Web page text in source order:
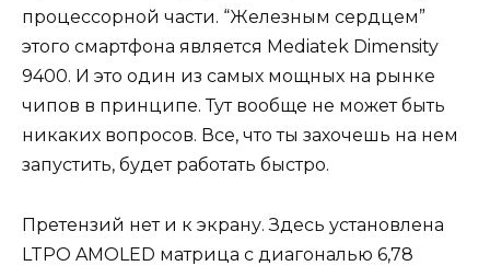
процессорной части. “Железным сердцем”
этого смартфона является Mediatek Dimensity
9400. И это один из самых мощных на рынке
чипов в принципе. Тут вообще не может быть
никаких вопросов. Все, что ты захочешь на нем
запустить, будет работать быстро.
Претензий нет и к экрану. Здесь установлена
LTPO AMOLED матрица с диагональю 6,78